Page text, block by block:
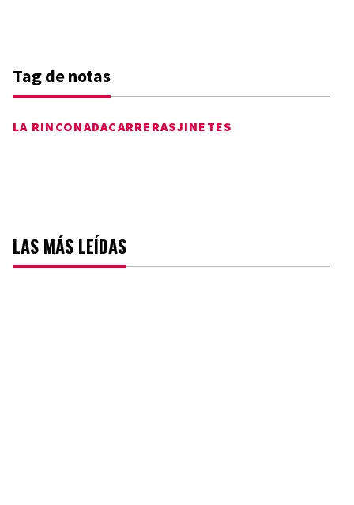
Tag de notas
LA RINCONADACARRERASJINETES
LAS MÁS LEÍDAS